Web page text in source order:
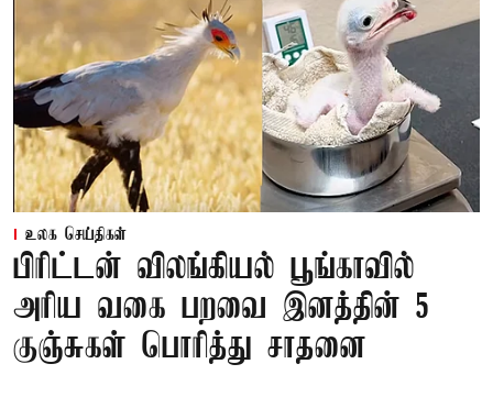
உலக செய்திகள்
பிரிட்டன் விலங்கியல் பூங்காவில்
அரிய வகை பறவை இனத்தின் 5
குஞ்சுகள் பொரித்து சாதனை